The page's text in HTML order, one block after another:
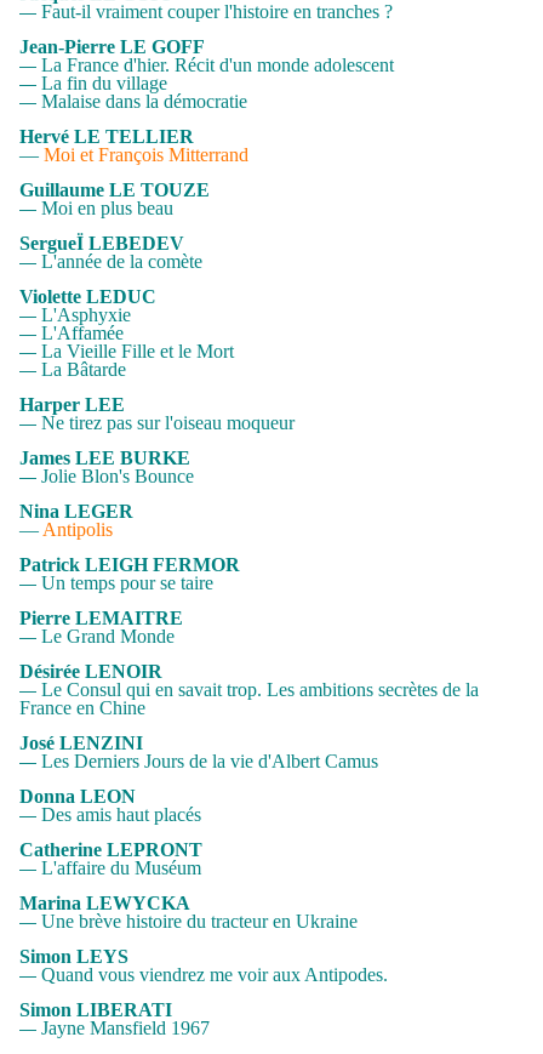
— Faut-il vraiment couper l'histoire en tranches ?
Jean-Pierre LE GOFF
— La France d'hier. Récit d'un monde adolescent
— La fin du village
— Malaise dans la démocratie
Hervé LE TELLIER
— Moi et François Mitterrand
Guillaume LE TOUZE
— Moi en plus beau
SergueÏ LEBEDEV
— L'année de la comète
Violette LEDUC
— L'Asphyxie
— L'Affamée
— La Vieille Fille et le Mort
— La Bâtarde
Harper LEE
— Ne tirez pas sur l'oiseau moqueur
James LEE BURKE
— Jolie Blon's Bounce
Nina LEGER
— Antipolis
Patrick LEIGH FERMOR
— Un temps pour se taire
Pierre LEMAITRE
— Le Grand Monde
Désirée LENOIR
— Le Consul qui en savait trop. Les ambitions secrètes de la
France en Chine
José LENZINI
— Les Derniers Jours de la vie d'Albert Camus
Donna LEON
— Des amis haut placés
Catherine LEPRONT
— L'affaire du Muséum
Marina LEWYCKA
— Une brève histoire du tracteur en Ukraine
Simon LEYS
— Quand vous viendrez me voir aux Antipodes.
Simon LIBERATI
— Jayne Mansfield 1967